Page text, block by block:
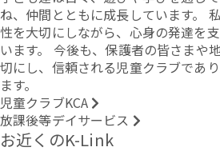
ね、仲間とともに成長しています。
性を大切にしながら、心身の発達を
います。 今後も、保護者の皆さまや
切にし、信頼される児童クラブであ
ます。
児童クラブKCA
放課後等デイサービス
お近くのK-Link